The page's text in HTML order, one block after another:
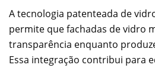
A tecnologia patenteada de
permite que fachadas de vidro
transparência enquanto
Essa integração contribui para